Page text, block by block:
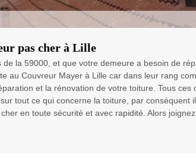
pas cher à Lille
de la 59000, et que votre demeure a besoin de
au Couvreur Mayer à Lille car dans leur rang
et la rénovation de votre toiture. Tous ces
tout ce qui concerne la toiture, par conséquent
en toute sécurité et avec rapidité. Alors